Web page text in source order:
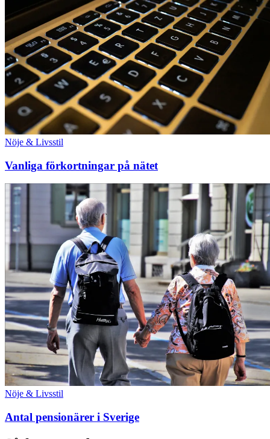
Nöje & Livsstil
Vanliga förkortningar på nätet
Nöje & Livsstil
Antal pensionärer i Sverige